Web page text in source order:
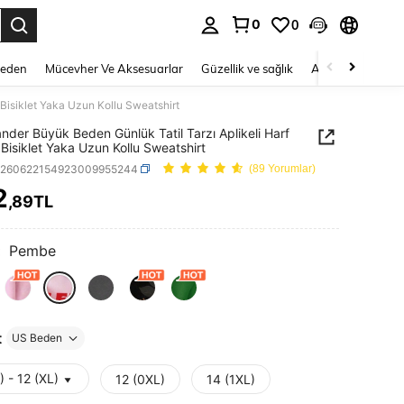
0 0
Mücevher Ve Aksesuarlar Güzellik ve sağlık Ayakkabı
Yaka Uzun Kollu Sweatshirt
Büyük Beden Günlük Tatil Tarzı Aplikeli Harf
Bisiklet Yaka Uzun Kollu Sweatshirt
(89 Yorumlar)
AND AVAILABILITY
,89TL
Pembe
US Beden
- 12 (XL) 12 (0XL) 14 (1XL)